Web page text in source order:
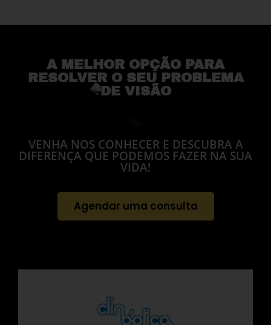
A MELHOR OPÇÃO PARA
RESOLVER O SEU PROBLEMA
DE VISÃO
VENHA NOS CONHECER E DESCUBRA A
DIFERENÇA QUE PODEMOS FAZER NA SUA
VIDA!
Agendar uma consulta